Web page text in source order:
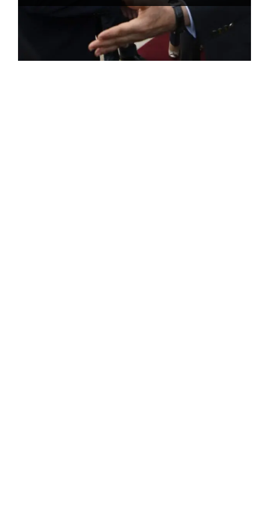
ROSE VALLAND, HEROÏNE DE LA RESISTANCE